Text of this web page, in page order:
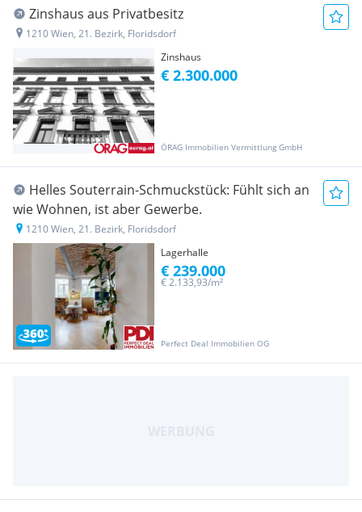
Zinshaus aus Privatbesitz
1210 Wien, 21. Bezirk, Floridsdorf
Zinshaus
ÖRAG Immobilien Vermittlung GmbH
€ 2.300.000
Helles Souterrain-Schmuckstück: Fühlt sich an
wie Wohnen, ist aber Gewerbe.
1210 Wien, 21. Bezirk, Floridsdorf
Lagerhalle
Perfect Deal Immobilien OG
€ 2.133,93/m²
€ 239.000